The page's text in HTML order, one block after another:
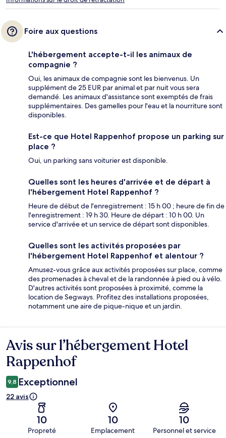
Foire aux questions
L'hébergement accepte-t-il les animaux de
compagnie ?
Oui, les animaux de compagnie sont les bienvenus. Un
supplément de 25 EUR par animal et par nuit vous sera
demandé. Les animaux d'assistance sont exemptés de frais
supplémentaires. Des gamelles pour l'eau et la nourriture sont
disponibles.
Est-ce que Hotel Rappenhof propose un parking sur
place ?
Oui, un parking sans voiturier est disponible.
Quelles sont les heures d'arrivée et de départ à
l'hébergement Hotel Rappenhof ?
Heure de début de l'enregistrement : 15 h 00 ; heure de fin de
l'enregistrement : 19 h 30. Heure de départ : 10 h 00. Un
service d'arrivée et un service de départ sont disponibles.
Quelles sont les activités proposées par
l'hébergement Hotel Rappenhof et alentour ?
Amusez-vous grâce aux activités proposées sur place, comme
des promenades à cheval et de la randonnée à pied ou à vélo.
D'autres activités sont proposées à proximité, comme la
location de Segways. Profitez des installations proposées,
notamment une aire de pique-nique et un jardin.
Avis
Avis sur l’hébergement Hotel
Rappenhof
9,8 Exceptionnel
22 avis
10
Propreté
10
Emplacement
10
Personnel et service